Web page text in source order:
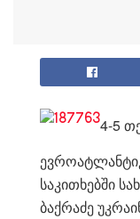
4-5
საკითხებში
ბაქრაძე